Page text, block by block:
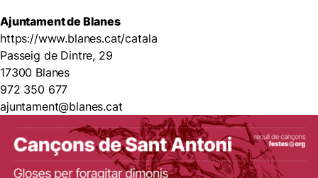
Ajuntament de Blanes
https://www.blanes.cat/catala
Passeig de Dintre, 29
17300 Blanes
972 350 677
ajuntament@blanes.cat